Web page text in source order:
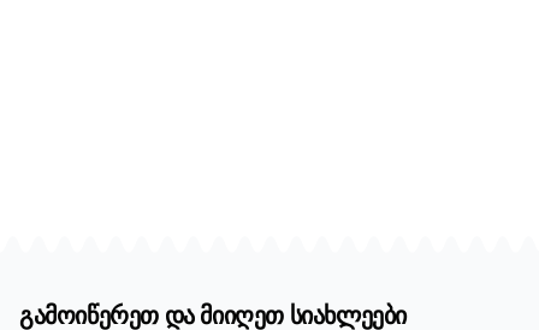
გამოიწერეთ და მიიღეთ სიახლეები